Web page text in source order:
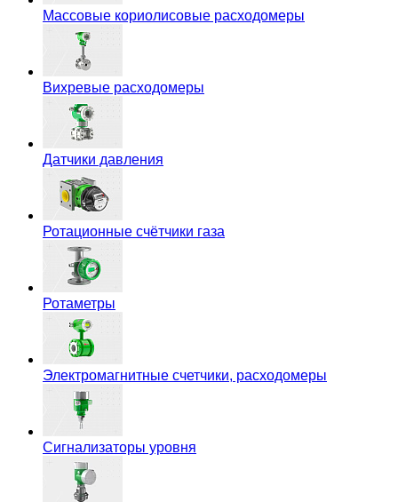
Массовые кориолисовые расходомеры
Вихревые расходомеры
Датчики давления
Ротационные счётчики газа
Ротаметры
Электромагнитные счетчики, расходомеры
Сигнализаторы уровня